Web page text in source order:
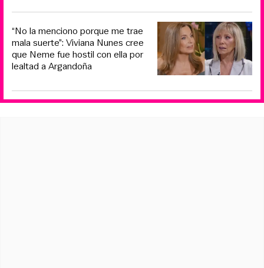
“No la menciono porque me trae
mala suerte”: Viviana Nunes cree
que Neme fue hostil con ella por
lealtad a Argandoña